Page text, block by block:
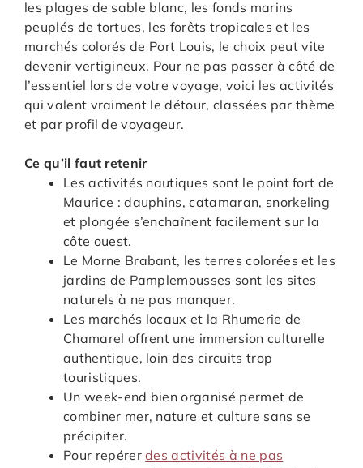
les plages de sable blanc, les fonds marins
peuplés de tortues, les forêts tropicales et les
marchés colorés de Port Louis, le choix peut vite
devenir vertigineux. Pour ne pas passer à côté de
l’essentiel lors de votre voyage, voici les activités
qui valent vraiment le détour, classées par thème
et par profil de voyageur.
Ce qu’il faut retenir
Les activités nautiques sont le point fort de
Maurice : dauphins, catamaran, snorkeling
et plongée s’enchaînent facilement sur la
côte ouest.
Le Morne Brabant, les terres colorées et les
jardins de Pamplemousses sont les sites
naturels à ne pas manquer.
Les marchés locaux et la Rhumerie de
Chamarel offrent une immersion culturelle
authentique, loin des circuits trop
touristiques.
Un week-end bien organisé permet de
combiner mer, nature et culture sans se
précipiter.
Pour repérerdes activités à ne pas